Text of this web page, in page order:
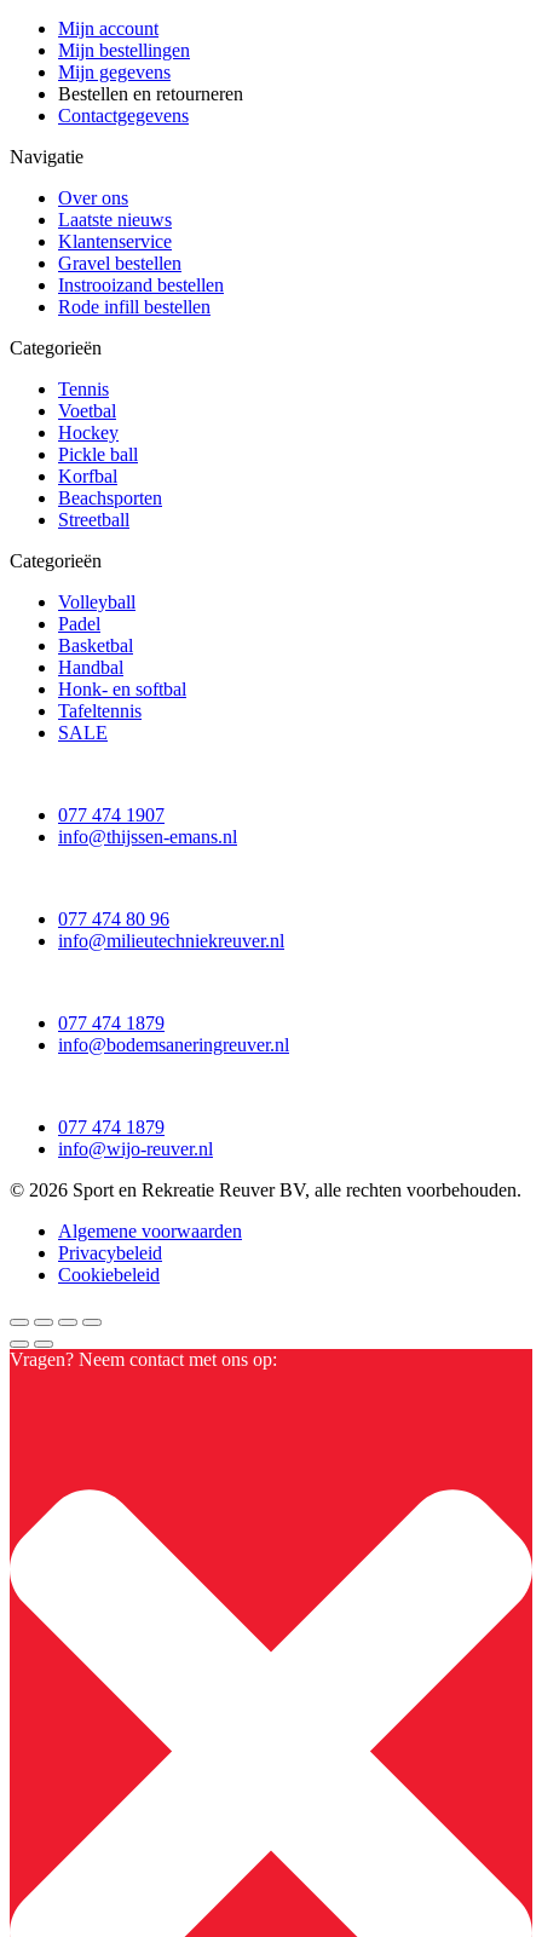
Mijn account
Mijn bestellingen
Mijn gegevens
Bestellen en retourneren
Contactgegevens
Navigatie
Over ons
Laatste nieuws
Klantenservice
Gravel bestellen
Instrooizand bestellen
Rode infill bestellen
Categorieën
Tennis
Voetbal
Hockey
Pickle ball
Korfbal
Beachsporten
Streetball
Categorieën
Volleyball
Padel
Basketbal
Handbal
Honk- en softbal
Tafeltennis
SALE
077 474 1907
info@thijssen-emans.nl
077 474 80 96
info@milieutechniekreuver.nl
077 474 1879
info@bodemsaneringreuver.nl
077 474 1879
info@wijo-reuver.nl
© 2026 Sport en Rekreatie Reuver BV, alle rechten voorbehouden.
Algemene voorwaarden
Privacybeleid
Cookiebeleid
Vragen? Neem contact met ons op: